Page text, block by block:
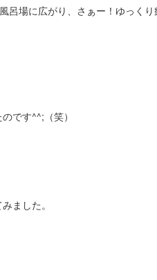
呂場に広がり、さぁー！ゆっく
です^^;（笑）
ました。